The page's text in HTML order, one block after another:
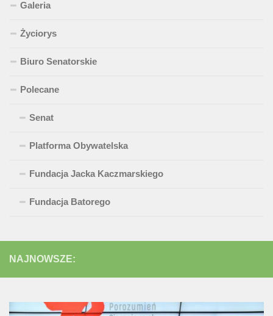
Galeria
Życiorys
Biuro Senatorskie
Polecane
Senat
Platforma Obywatelska
Fundacja Jacka Kaczmarskiego
Fundacja Batorego
NAJNOWSZE: